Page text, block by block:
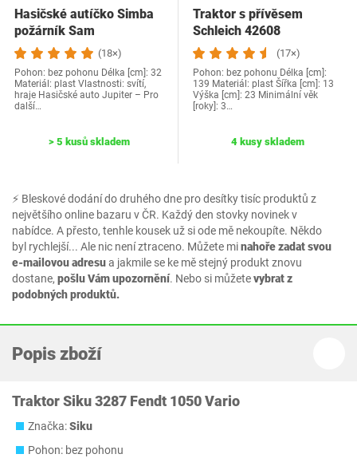
⚡ Bleskové dodání do druhého dne pro desítky tisíc produktů z
největšího online bazaru v ČR. Každý den stovky novinek v
nabídce. A přesto, tenhle kousek už si ode mě nekoupíte. Někdo
byl rychlejší... Ale nic není ztraceno. Můžete minahoře zadat svou
e-mailovou adresua jakmile se ke mě stejný produkt znovu
dostane, pošlu Vám upozornění. Nebo si můžetevybrat z
podobných produktů.
Hasičské autíčko Simba
požárník Sam
(18×)
Pohon: bez pohonu Délka [cm]: 32
Materiál: plast Vlastnosti: svítí,
hraje Hasičské auto Jupiter – Pro
další…
> 5 kusů skladem
Traktor s přívěsem
Schleich 42608
(17×)
Pohon: bez pohonu Délka [cm]:
139 Materiál: plast Šířka [cm]: 13
Výška [cm]: 23 Minimální věk
[roky]: 3…
4 kusy skladem
Popis zboží
Traktor Siku 3287 Fendt 1050 Vario
Značka:Siku
Pohon: bez pohonu